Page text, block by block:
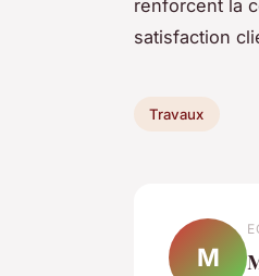
renforcent la
satisfaction
Travaux
M